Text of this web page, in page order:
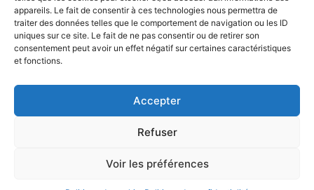
appareils. Le fait de consentir à ces technologies nous permettra de
traiter des données telles que le comportement de navigation ou les ID
uniques sur ce site. Le fait de ne pas consentir ou de retirer son
consentement peut avoir un effet négatif sur certaines caractéristiques
et fonctions.
Accepter
Refuser
Voir les préférences
Histoire
Autour de Noël
Mentions Légales
Politique de cookies (UE)
Politique de confidentialité
© 2023 Office de Tourisme Saint-Avold Cœur de Moselle –